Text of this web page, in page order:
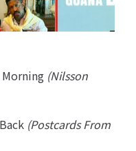
Morning (Nilsson
(Postcards From